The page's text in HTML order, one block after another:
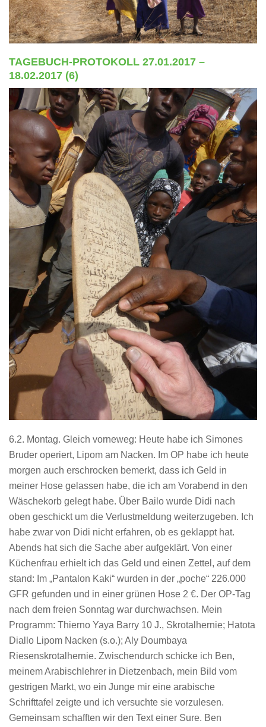
TAGEBUCH-PROTOKOLL 27.01.2017 –
18.02.2017 (6)
6.2. Montag. Gleich vorneweg: Heute habe ich Simones
Bruder operiert, Lipom am Nacken. Im OP habe ich heute
morgen auch erschrocken bemerkt, dass ich Geld in
meiner Hose gelassen habe, die ich am Vorabend in den
Wäschekorb gelegt habe. Über Bailo wurde Didi nach
oben geschickt um die Verlustmeldung weiterzugeben. Ich
habe zwar von Didi nicht erfahren, ob es geklappt hat.
Abends hat sich die Sache aber aufgeklärt. Von einer
Küchenfrau erhielt ich das Geld und einen Zettel, auf dem
stand: Im „Pantalon Kaki“ wurden in der „poche“ 226.000
GFR gefunden und in einer grünen Hose 2 €. Der OP-Tag
nach dem freien Sonntag war durchwachsen. Mein
Programm: Thierno Yaya Barry 10 J., Skrotalhernie; Hatota
Diallo Lipom Nacken (s.o.); Aly Doumbaya
Riesenskrotalhernie. Zwischendurch schicke ich Ben,
meinem Arabischlehrer in Dietzenbach, mein Bild vom
gestrigen Markt, wo ein Junge mir eine arabische
Schrifttafel zeigte und ich versuchte sie vorzulesen.
Gemeinsam schafften wir den Text einer Sure. Ben